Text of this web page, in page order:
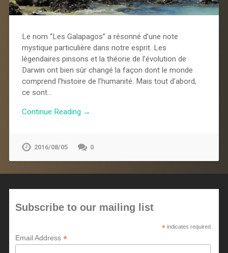
Le nom “Les Galapagos” a résonné d’une note
mystique particulière dans notre esprit. Les
légendaires pinsons et la théorie de l’évolution de
Darwin ont bien sûr changé la façon dont le monde
comprend l’histoire de l’humanité. Mais tout d’abord,
ce sont…
Continue Reading →
2016/08/05 0
Subscribe to our mailing list
* indicates required
Email Address*